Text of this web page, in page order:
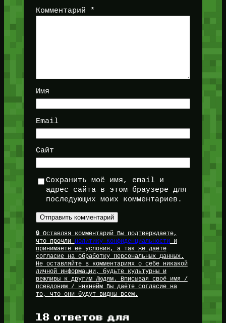
Комментарий *
Имя
Email
Сайт
Сохранить моё имя, email и
адрес сайта в этом браузере для
последующих моих комментариев.
🔒 Оставляя комментарий Вы подтверждаете,
что прочли Политику Конфиденциальностии
принимаете её условия, а так же даёте
согласие на обработку Персональных Данных.
Не оставляйте в комментариях о себе никакой
личной информации, будьте культурны и
вежливы к другим Людям. Вписывая своё имя /
псевдоним / никнейм Вы даёте согласие на
то, что они будут видны всем.
18 ответов для